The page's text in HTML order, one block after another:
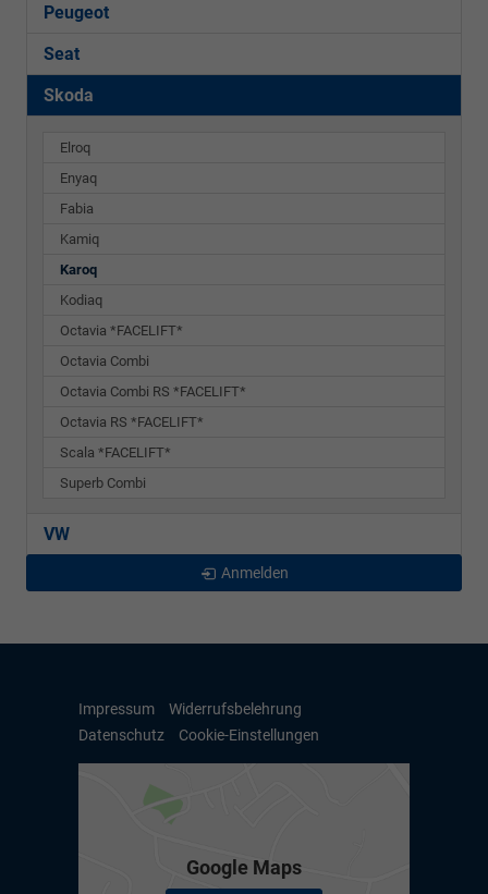
Peugeot
Seat
Skoda
Elroq
Enyaq
Fabia
Kamiq
Karoq
Kodiaq
Octavia *FACELIFT*
Octavia Combi
Octavia Combi RS *FACELIFT*
Octavia RS *FACELIFT*
Scala *FACELIFT*
Superb Combi
VW
Anmelden
Impressum
Widerrufsbelehrung
Datenschutz
Cookie-Einstellungen
Google Maps